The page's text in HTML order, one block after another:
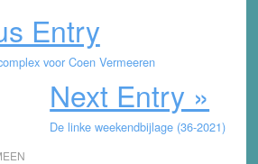
Entry
voor Coen Vermeeren
Next Entry »
De linke weekendbijlage (36-2021)